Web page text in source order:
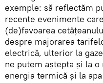
exemple: să reflectăm
recente evenimente
(de)favoarea
despre majorarea
electrică, ulterior la
ne putem aştepta şi la
energia termică şi la